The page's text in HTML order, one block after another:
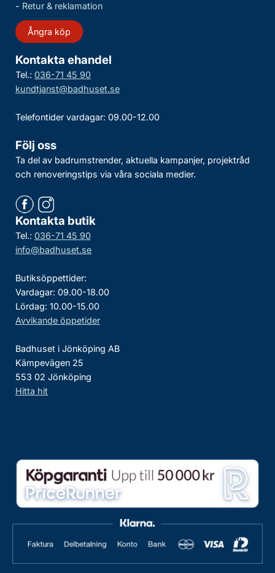
- Retur & reklamation
Ångra köp
Kontakta ehandel
Tel.: 036-71 45 90
kundtjanst@badhuset.se
Telefontider vardagar: 09.00-12.00
Följ oss
Ta del av badrumstrender, aktuella kampanjer, projektråd
och renoveringstips via våra sociala medier.
Kontakta butik
Tel.: 036-71 45 90
info@badhuset.se
Butiksöppettider:
Vardagar: 09.00-18.00
Lördag: 10.00-15.00
Avvikande öppetider
Badhuset i Jönköping AB
Kämpevägen 25
553 02 Jönköping
Hitta hit